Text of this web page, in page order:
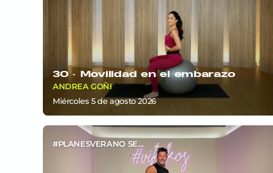
30 · Movilidad en el embarazo
ANDREA GOÑI
miércoles 5deagosto 2026
#PLANESVERANO SEM6